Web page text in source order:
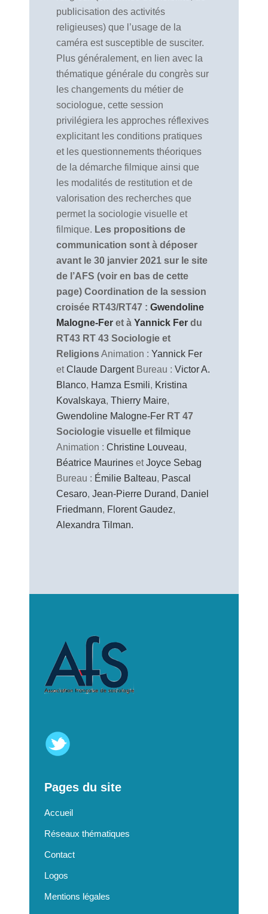
publicisation des activités
religieuses) que l’usage de la
caméra est susceptible de susciter.
Plus généralement, en lien avec la
thématique générale du congrès sur
les changements du métier de
sociologue, cette session
privilégiera les approches réflexives
explicitant les conditions pratiques
et les questionnements théoriques
de la démarche filmique ainsi que
les modalités de restitution et de
valorisation des recherches que
permet la sociologie visuelle et
filmique. Les propositions de
communication sont à déposer
avant le 30 janvier 2021 sur le site
de l’AFS (voir en bas de cette
page) Coordination de la session
croisée RT43/RT47 : Gwendoline
Malogne-Fer et à Yannick Fer du
RT43 RT 43 Sociologie et
ReligionsAnimation : Yannick Fer
etClaude DargentBureau : Victor A.
Blanco, Hamza Esmili, Kristina
Kovalskaya, Thierry Maire,
Gwendoline Malogne-Fer RT 47
Sociologie visuelle et filmique
Animation : Christine Louveau,
Béatrice Maurines etJoyce Sebag
Bureau : Émilie Balteau, Pascal
Cesaro, Jean-Pierre Durand, Daniel
Friedmann, Florent Gaudez,
Alexandra Tilman.
Pages du site
Accueil
Réseaux thématiques
Contact
Logos
Mentions légales